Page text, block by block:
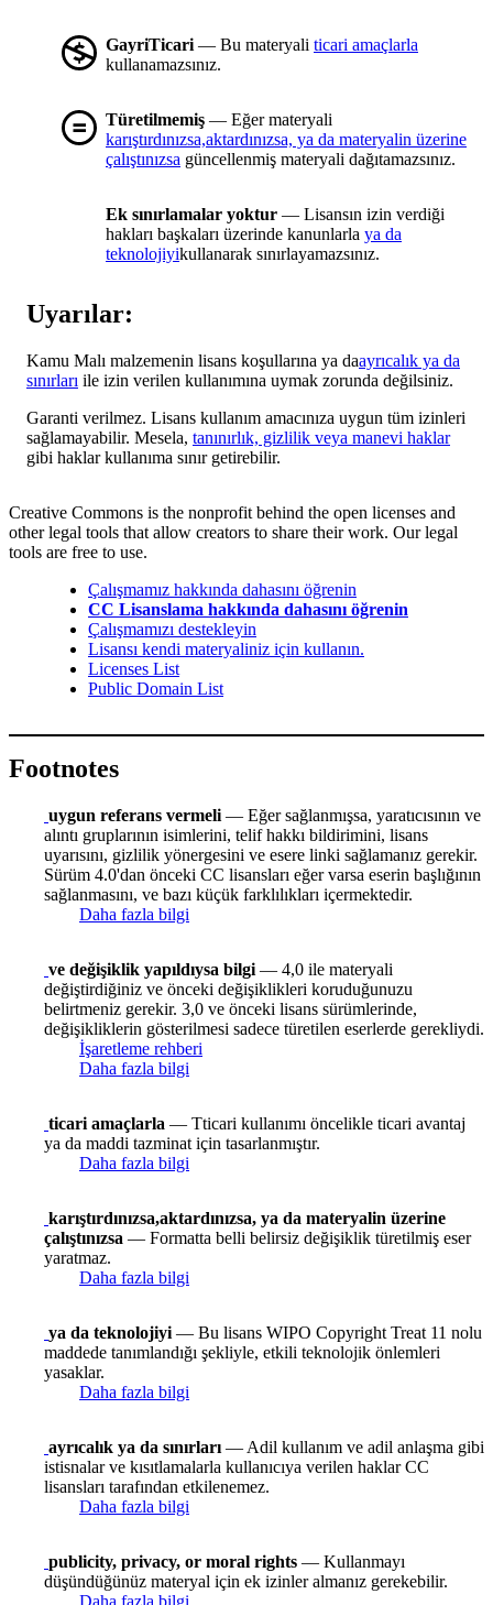
GayriTicari — Bu materyali ticari amaçlarla
kullanamazsınız.
Türetilmemiş — Eğer materyali
karıştırdınızsa,aktardınızsa, ya da materyalin üzerine
çalıştınızsa güncellenmiş materyali dağıtamazsınız.
Ek sınırlamalar yoktur — Lisansın izin verdiği
hakları başkaları üzerinde kanunlarla ya da
teknolojiyikullanarak sınırlayamazsınız.
Uyarılar:
Kamu Malı malzemenin lisans koşullarına ya daayrıcalık ya da
sınırları ile izin verilen kullanımına uymak zorunda değilsiniz.
Garanti verilmez. Lisans kullanım amacınıza uygun tüm izinleri
sağlamayabilir. Mesela, tanınırlık, gizlilik veya manevi haklar
gibi haklar kullanıma sınır getirebilir.
Creative Commons is the nonprofit behind the open licenses and
other legal tools that allow creators to share their work. Our legal
tools are free to use.
Çalışmamız hakkında dahasını öğrenin
CC Lisanslama hakkında dahasını öğrenin
Çalışmamızı destekleyin
Lisansı kendi materyaliniz için kullanın.
Licenses List
Public Domain List
Footnotes
uygun referans vermeli — Eğer sağlanmışsa, yaratıcısının ve
alıntı gruplarının isimlerini, telif hakkı bildirimini, lisans
uyarısını, gizlilik yönergesini ve esere linki sağlamanız gerekir.
Sürüm 4.0'dan önceki CC lisansları eğer varsa eserin başlığının
sağlanmasını, ve bazı küçük farklılıkları içermektedir.
Daha fazla bilgi
ve değişiklik yapıldıysa bilgi — 4,0 ile materyali
değiştirdiğiniz ve önceki değişiklikleri koruduğunuzu
belirtmeniz gerekir. 3,0 ve önceki lisans sürümlerinde,
değişikliklerin gösterilmesi sadece türetilen eserlerde gerekliydi.
İşaretleme rehberi
Daha fazla bilgi
ticari amaçlarla — Tticari kullanımı öncelikle ticari avantaj
ya da maddi tazminat için tasarlanmıştır.
Daha fazla bilgi
karıştırdınızsa,aktardınızsa, ya da materyalin üzerine
çalıştınızsa — Formatta belli belirsiz değişiklik türetilmiş eser
yaratmaz.
Daha fazla bilgi
ya da teknolojiyi — Bu lisans WIPO Copyright Treat 11 nolu
maddede tanımlandığı şekliyle, etkili teknolojik önlemleri
yasaklar.
Daha fazla bilgi
ayrıcalık ya da sınırları — Adil kullanım ve adil anlaşma gibi
istisnalar ve kısıtlamalarla kullanıcıya verilen haklar CC
lisansları tarafından etkilenemez.
Daha fazla bilgi
publicity, privacy, or moral rights — Kullanmayı
düşündüğünüz materyal için ek izinler almanız gerekebilir.
Daha fazla bilgi